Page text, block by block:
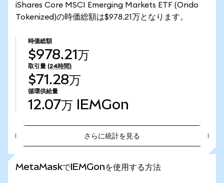
iShares Core MSCI Emerging Markets ETF (Ondo
Tokenized)の時価総額は$978.21万となります。
時価総額
$978.21万
取引量 (24時間)
$71.28万
循環供給量
12.07万 IEMGon
さらに統計を見る
MetaMaskでIEMGonを使用する方法